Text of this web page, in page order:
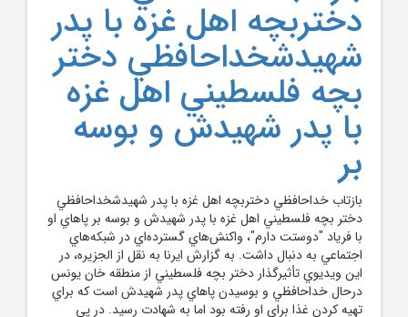
دختربچه اهل غزه با پدر
شهيدشخداحافظي دختر
بچه فلسطيني اهل غزه
با پدر شهيدش و بوسه
بر
بازتاب خداحافظي دختربچه اهل غزه با پدر شهيدشخداحافظي
دختر بچه فلسطيني اهل غزه با پدر شهيدش و بوسه بر پاهاي او
با فرياد "دوستت دارم"، واکنش‌هاي گسترده‌اي در شبکه‌هاي
اجتماعي به دنبال داشت. به گزارش ايرنا به نقل از الجزيره، در
اين ويديوي تأثيرگذار دختر بچه فلسطيني از منطقه خان يونس
درحال خداحافظي و بوسيدن پاهاي پدر شهيدش است که براي
تهيه کردن غذا براي او رفته بود اما به شهادت رسيد. در پي